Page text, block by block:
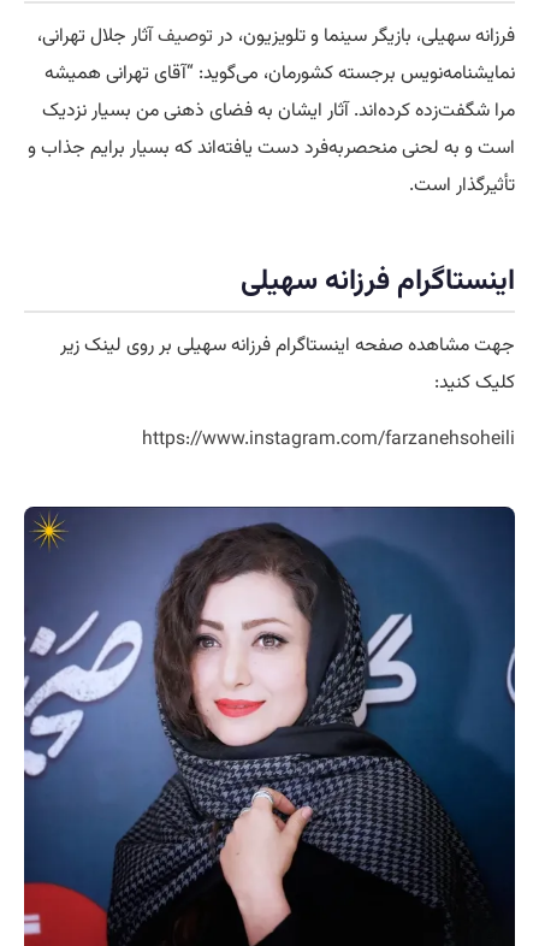
فرزانه سهیلی، بازیگر سینما و تلویزیون، در توصیفآثار جلال تهرانی،
نمایشنامه‌نویس برجسته کشورمان، می‌گوید: “آقای تهرانی همیشه
مرا شگفت‌زده کرده‌اند. آثار ایشان به فضای ذهنی من بسیار نزدیک
است و به لحنی منحصربه‌فرد دست یافته‌اند که بسیار برایم جذاب و
تأثیرگذار است.
اینستاگرام فرزانه سهیلی
جهت مشاهده صفحه اینستاگرام فرزانه سهیلی بر روی لینک زیر
کلیک کنید:
https://www.instagram.com/farzanehsoheili